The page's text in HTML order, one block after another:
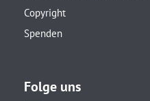
Copyright
Spenden
Folge uns